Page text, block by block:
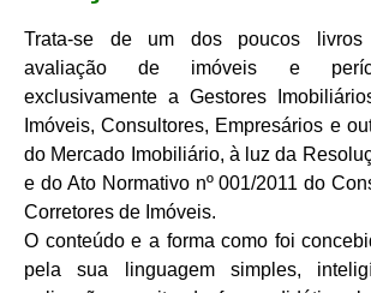
Trata-se de um dos poucos livros
avaliação de imóveis e
exclusivamente a Gestores
Imóveis, Consultores, Empresários e
do Mercado Imobiliário, à luz da
e do Ato Normativo nº 001/2011 do
Corretores de Imóveis.
O conteúdo e a forma como foi
pela sua linguagem simples,